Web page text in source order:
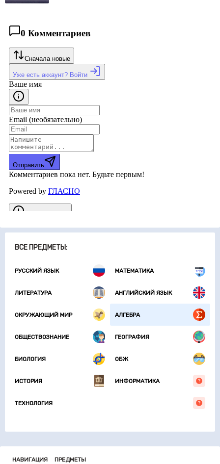
ВСЕ ПРЕДМЕТЫ:
РУССКИЙ ЯЗЫК МАТЕМАТИКА
ЛИТЕРАТУРА АНГЛИЙСКИЙ ЯЗЫК
ОКРУЖАЮЩИЙ МИР АЛГЕБРА
ОБЩЕСТВОЗНАНИЕ ГЕОГРАФИЯ
БИОЛОГИЯ ОБЖ
ИСТОРИЯ ИНФОРМАТИКА
ТЕХНОЛОГИЯ
НАВИГАЦИЯ ПРЕДМЕТЫ